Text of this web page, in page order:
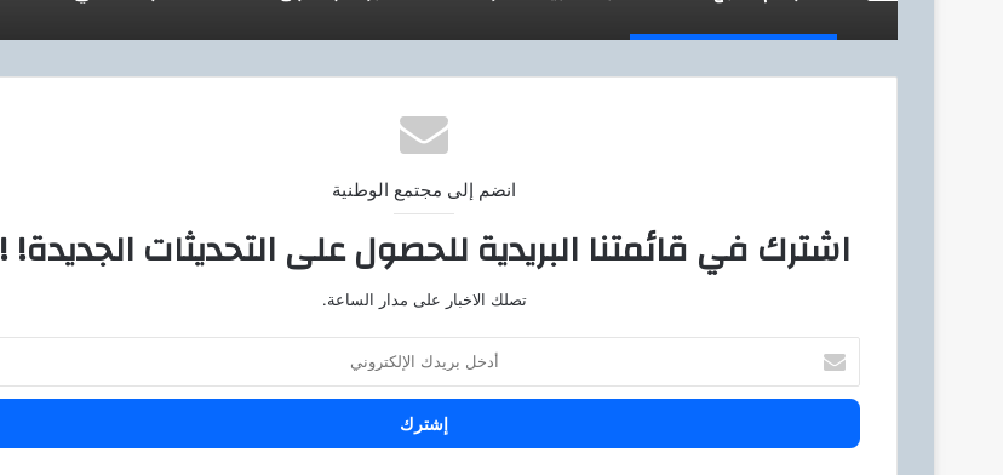
انضم إلى مجتمع الوطنية
اشترك في قائمتنا البريدية للحصول على التحديثات الجديدة! !
تصلك الاخبار على مدار الساعة.
خ
ب